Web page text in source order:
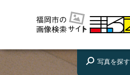
写真を探す